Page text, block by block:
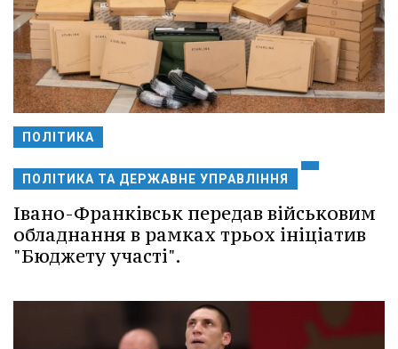
ПОЛІТИКА
ПОЛІТИКА ТА ДЕРЖАВНЕ УПРАВЛІННЯ
Івано-Франківськ передав військовим
обладнання в рамках трьох ініціатив
"Бюджету участі".